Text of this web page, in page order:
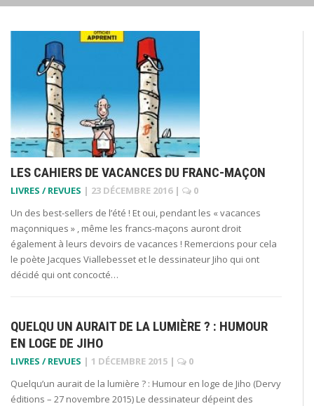
LES CAHIERS DE VACANCES DU FRANC-MAÇON
LIVRES / REVUES | 23 DÉCEMBRE 2016 |
0
Un des best-sellers de l’été ! Et oui, pendant les « vacances
maçonniques » , même les francs-maçons auront droit
également à leurs devoirs de vacances ! Remercions pour cela
le poète Jacques Viallebesset et le dessinateur Jiho qui ont
décidé qui ont concocté…
QUELQU UN AURAIT DE LA LUMIÈRE ? : HUMOUR
EN LOGE DE JIHO
LIVRES / REVUES | 1 DÉCEMBRE 2015 |
0
Quelqu’un aurait de la lumière ? : Humour en loge de Jiho (Dervy
éditions – 27 novembre 2015) Le dessinateur dépeint des